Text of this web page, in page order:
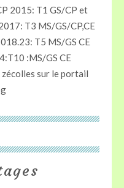
2015: T1 GS/CP et
T3 MS/GS/CP,CE
T5 MS/GS CE
:MS/GS CE
sur le portail